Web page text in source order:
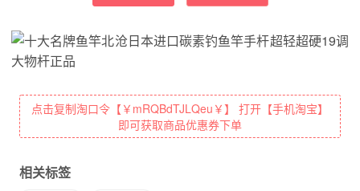
点击复制淘口令【￥mRQBdTJLQeu￥】 打开【手机淘宝】
即可获取商品优惠券下单
相关标签